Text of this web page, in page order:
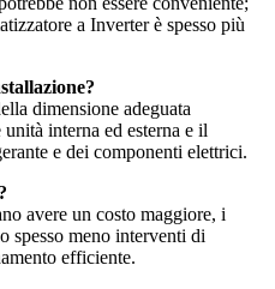
a Inverter è spesso più
dimensione adeguata
interna ed esterna e il
e dei componenti elettrici.
avere un costo maggiore, i
spesso meno interventi di
efficiente.